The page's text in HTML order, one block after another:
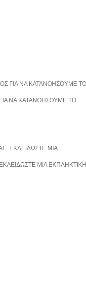
ΝΑ ΚΑΤΑΝΟΗΣΟΥΜΕ ΤΟ
ΜΙΑ ΕΚΠΛΗΚΤΙΚΗ